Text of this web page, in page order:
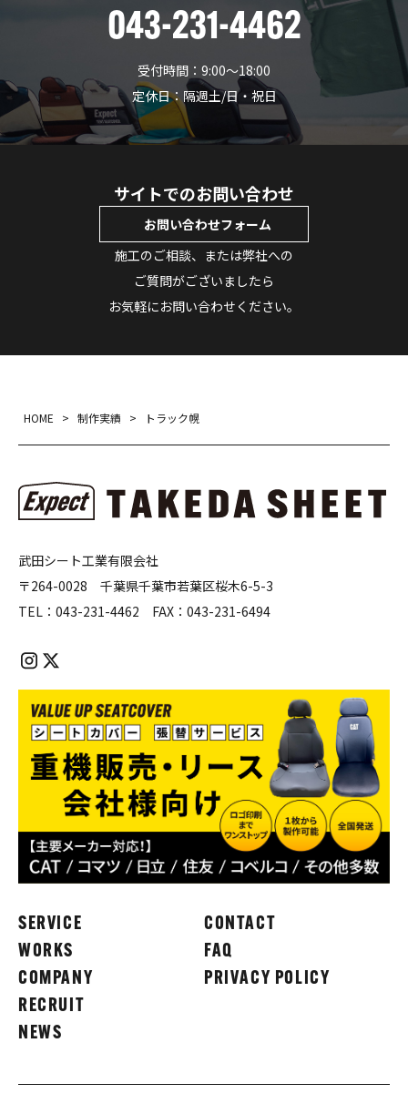
043-231-4462
受付時間：9:00〜18:00
定休日：隔週土/日・祝日
サイトでのお問い合わせ
お問い合わせフォーム
施工のご相談、または弊社への
ご質問がございましたら
お気軽にお問い合わせください。
HOME > 制作実績 > トラック幌
武田シート工業有限会社
〒264-0028 千葉県千葉市若葉区桜木6-5-3
TEL： 043-231-4462 FAX： 043-231-6494
SERVICE
WORKS
COMPANY
RECRUIT
NEWS
CONTACT
FAQ
PRIVACY POLICY